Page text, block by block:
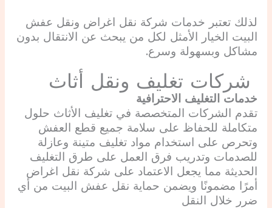
لذلك تعتبر خدمات شركة نقل اغراض ونقل عفش
البيت الخيار الأمثل لكل من يبحث عن الانتقال بدون
مشاكل وبسهولة وسرع.
شركات تغليف ونقل أثاث
خدمات التغليف الاحترافية
تقدم الشركات المتخصصة في تغليف الأثاث حلول
متكاملة للحفاظ على سلامة جميع قطع العفش
وتحرص على استخدام مواد تغليف متينة وعازلة
للصدمات وتدريب فرق العمل على طرق التغليف
الحديثة مما يجعل الاعتماد على شركة نقل اغراض
أمرًا مضمونًا ويضمن حماية نقل عفش البيت من أي
ضرر خلال النقل